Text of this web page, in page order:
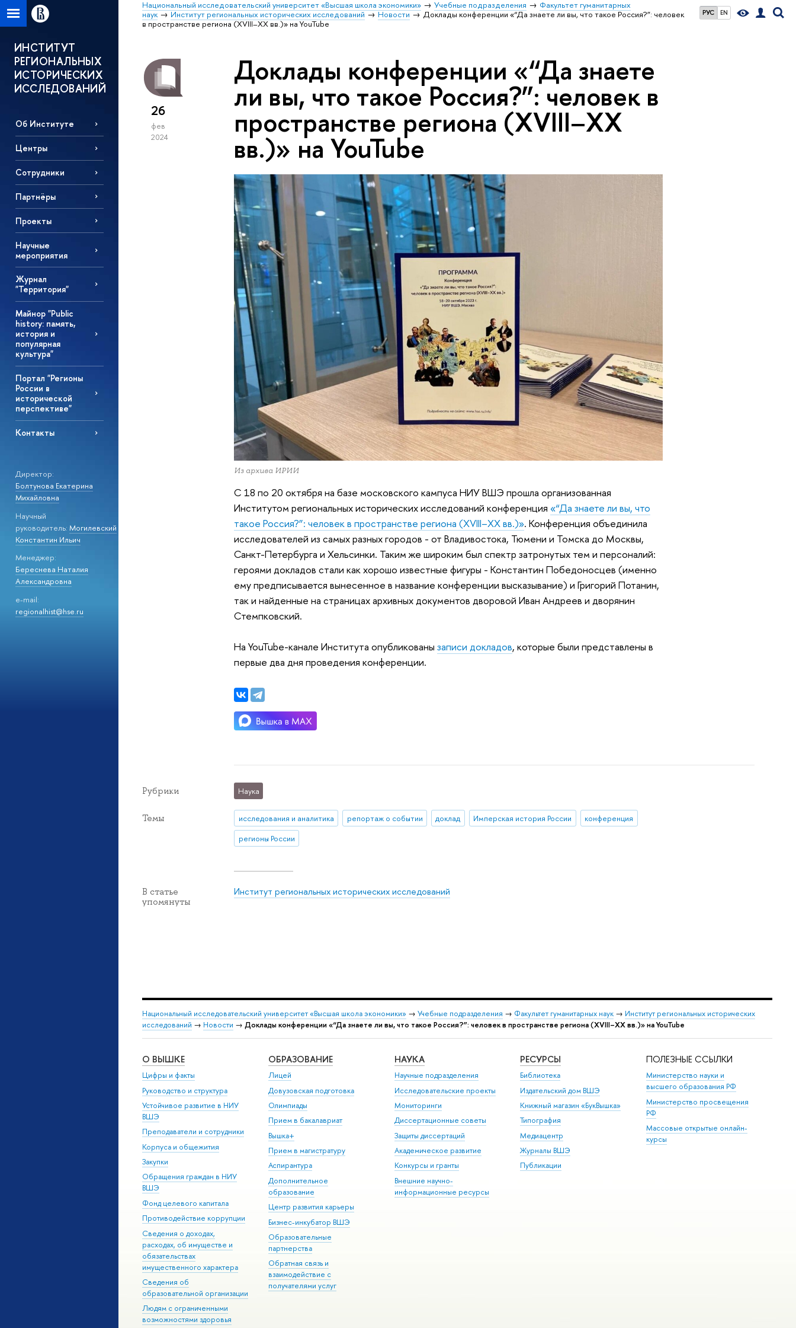
РУС EN
Национальный исследовательский университет «Высшая школа экономики» Учебные подразделения
Факультет гуманитарных
наук
Институт региональных исторических исследований Новости
Доклады конференции «“Да знаете ли вы, что такое Россия?”: человек
в пространстве региона (XVIII–XX вв.)» на YouTube
ИНСТИТУТ
РЕГИОНАЛЬНЫХ
ИСТОРИЧЕСКИХ
ИССЛЕДОВАНИЙ
Об Институте
Центры
Сотрудники
Партнёры
Проекты
Научные
мероприятия
Журнал
"Территория"
Майнор "Public
history: память,
история и
популярная
культура"
Портал "Регионы
России в
исторической
перспективе"
Контакты
Директор:
Болтунова Екатерина
Михайловна
Научный
руководитель: Могилевский
Константин Ильич
Менеджер:
Береснева Наталия
Александровна
e-mail:
regionalhist@hse.ru
26
фев
2024
Доклады конференции «“Да знаете
ли вы, что такое Россия?”: человек в
пространстве региона (XVIII–XX
вв.)» на YouTube
Из архива ИРИИ
С 18 по 20 октября на базе московского кампуса НИУ ВШЭ прошла организованная
Институтом региональных исторических исследований конференция «“Да знаете ли вы, что
такое Россия?”: человек в пространстве региона (XVIII–XX вв.)». Конференция объединила
исследователей из самых разных городов - от Владивостока, Тюмени и Томска до Москвы,
Санкт-Петербурга и Хельсинки. Таким же широким был спектр затронутых тем и персоналий:
героями докладов стали как хорошо известные фигуры - Константин Победоносцев (именно
ему предписывается вынесенное в название конференции высказывание) и Григорий Потанин,
так и найденные на страницах архивных документов дворовой Иван Андреев и дворянин
Стемпковский.
На YouTube-канале Института опубликованызаписи докладов, которые были представлены в
первые два дня проведения конференции.
Рубрики Наука
Темы исследования и аналитика репортаж о событии доклад Имперская история России
конференция
регионы России
В статье
упомянуты
Институт региональных исторических исследований
Национальный исследовательский университет «Высшая школа экономики» → Учебные подразделения → Факультет гуманитарных наук → Институт региональных исторических
исследований → Новости → Доклады конференции «“Да знаете ли вы, что такое Россия?”: человек в пространстве региона (XVIII–XX вв.)» на YouTube
О ВЫШКЕ
Цифры и факты
Руководство и структура
Устойчивое развитие в НИУ
ВШЭ
Преподаватели и сотрудники
Корпуса и общежития
Закупки
Обращения граждан в НИУ
ВШЭ
Фонд целевого капитала
Противодействие коррупции
Сведения о доходах,
расходах, об имуществе и
обязательствах
имущественного характера
Сведения об
образовательной организации
Людям с ограниченными
возможностями здоровья
ОБРАЗОВАНИЕ
Лицей
Довузовская подготовка
Олимпиады
Прием в бакалавриат
Вышка+
Прием в магистратуру
Аспирантура
Дополнительное
образование
Центр развития карьеры
Бизнес-инкубатор ВШЭ
Образовательные
партнерства
Обратная связь и
взаимодействие с
получателями услуг
НАУКА
Научные подразделения
Исследовательские проекты
Мониторинги
Диссертационные советы
Защиты диссертаций
Академическое развитие
Конкурсы и гранты
Внешние научно-
информационные ресурсы
РЕСУРСЫ
Библиотека
Издательский дом ВШЭ
Книжный магазин «БукВышка»
Типография
Медиацентр
Журналы ВШЭ
Публикации
ПОЛЕЗНЫЕ ССЫЛКИ
Министерство науки и
высшего образования РФ
Министерство просвещения
РФ
Массовые открытые онлайн-
курсы